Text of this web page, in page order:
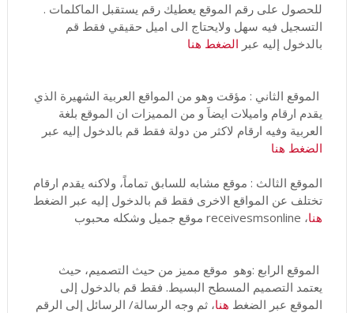
للحصول على رقم الموقع يعطيك رقم يستقبل الماكلمات .
التسجيل فيه سهل ولايحتاج الى اميل حقيقي فقط قم
بالدخول إليه عبر الضغط هنا
الموقع الثاني : مؤقت وهو من المواقع العربية الشهيرة الذي
يقدم ارقام واميلات ايضاَ و من المميزات ان الموقع بلغة
العربية وفيه ارقام لاكثر من دولة فقط قم بالدخول إليه عبر
الضغط هنا
الموقع الثالث : موقع مشابه للسابق تماماً، ولاكنه يقدم ارقام
تختلف عن المواقع الاخرى فقط قم بالدخول إليه عبر الضغط
هنا، receivesmsonline موقع جميل وشكله محبوب
الموقع الرابع :وهو موقع مميز من حيث التصميم، حيث
يعتمد التصميم المسطح البسيط. فقط قم بالدخول إلى
الموقع عبر الضغط هنا، ثم وجه الرسالة/ الرسائل إلى الرقم